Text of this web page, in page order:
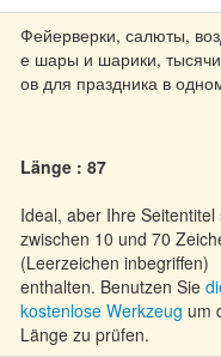
Фейерверки, салюты,
е шары и шарики,
ов для праздника в
Länge : 87
Ideal, aber Ihre Seitentitel
zwischen 10 und 70
(Leerzeichen inbegriffen)
enthalten. Benutzen Sie
kostenlose Werkzeug um
Länge zu prüfen.